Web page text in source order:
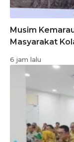
Musim
Masyarakat
6 jam lalu